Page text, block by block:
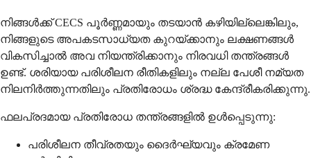
നിങ്ങൾക്ക് CECS പൂർണ്ണമായും തടയാൻ കഴിയില്ലെങ്കിലും,
നിങ്ങളുടെ അപകടസാധ്യത കുറയ്ക്കാനും ലക്ഷണങ്ങൾ
വികസിച്ചാൽ അവ നിയന്ത്രിക്കാനും നിരവധി തന്ത്രങ്ങൾ
ഉണ്ട്. ശരിയായ പരിശീലന രീതികളിലും നല്ല പേശീ നമ്യത
നിലനിർത്തുന്നതിലും പ്രതിരോധം ശ്രദ്ധ കേന്ദ്രീകരിക്കുന്നു.
ഫലപ്രദമായ പ്രതിരോധ തന്ത്രങ്ങളിൽ ഉൾപ്പെടുന്നു:
പരിശീലന തീവ്രതയും ദൈർഘ്യവും ക്രമേണ